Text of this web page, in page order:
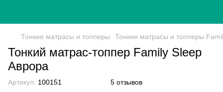
Тонкие матрасы и топперы Тонкие матрасы и топперы
Тонкий матрас-топпер Family Sleep
Аврора
Артикул: 100151 5 отзывов